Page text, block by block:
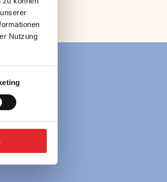
Nutzung
ÜBER UNS
» Team
» FAQ